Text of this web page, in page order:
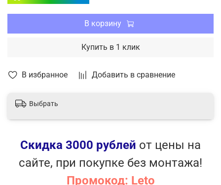
В избранное Добавить в сравнение
В корзину
Купить в 1 клик
Выбрать
Скидка 3000 рублей от цены на
сайте, при покупке без монтажа!
Промокод: Leto